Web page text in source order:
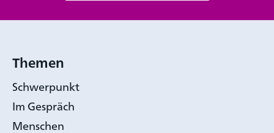
Themen
Schwerpunkt
Im Gespräch
Menschen